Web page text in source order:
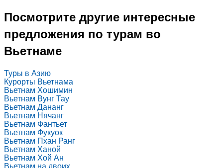
Посмотрите другие интересные
предложения по турам во
Вьетнаме
Туры в Азию
Курорты Вьетнама
Вьетнам Хошимин
Вьетнам Вунг Тау
Вьетнам Дананг
Вьетнам Нячанг
Вьетнам Фантьет
Вьетнам Фукуок
Вьетнам Пхан Ранг
Вьетнам Ханой
Вьетнам Хой Ан
Вьетнам на двоих